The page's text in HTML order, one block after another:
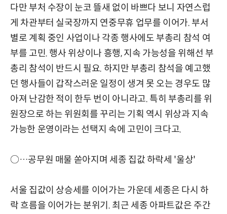
다만 부처 수장이 눈코 뜰새 없이 바쁘다 보니 자연스럽
게 차관부터 실국장까지 연중무휴 업무를 이어가. 부서
별로 계획 중인 사업이나 각종 행사에도 부총리 참석 여
부를 고민. 행사 위상이나 흥행, 지속 가능성을 위해선 부
총리 참석이 반드시 필요. 하지만 부총리 참석을 예고했
던 행사들이 갑작스러운 일정이 생겨 못 오는 경우도 많
아져 난감한 적이 한두 번이 아니라고. 특히 부총리를 위
원장으로 하는 위원회를 꾸리는 기획 역시 위상과 지속
가능한 운영이라는 선택지 속에 고민이 크다고.
○…공무원 매물 쏟아지며 세종 집값 하락세 '울상'
서울 집값이 상승세를 이어가는 가운데 세종은 다시 하
락 흐름을 이어가는 분위기. 최근 세종 아파트값은 주간